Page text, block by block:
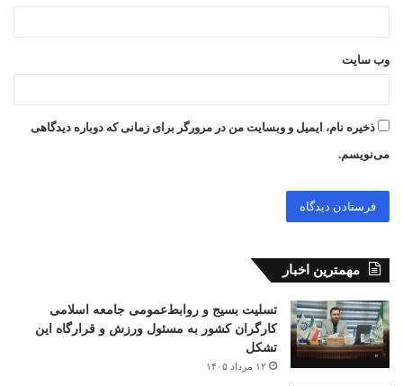
وب‌ سایت
ذخیره نام، ایمیل و وبسایت من در مرورگر برای زمانی که دوباره دیدگاهی
می‌نویسم.
مهمترین اخبار
تسلیت بسیج و روابط‌عمومی جامعه اسلامی
کارگران کشور به مسئول ورزش و قرارگاه این
تشکل
۱۲ مرداد ۱۴۰۵